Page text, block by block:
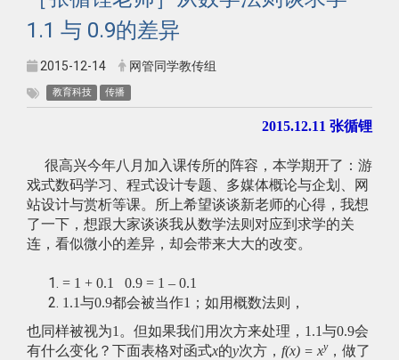
1.1 与 0.9的差异
2015-12-14 网管同学教传组
教育科技 传播
2015.12.11 张循锂
很高兴今年八月加入课传所的阵容，本学期开了：游
戏式数码学习、程式设计专题、多媒体概论与企划、网
站设计与赏析等课。所上希望谈谈新老师的心得，我想
了一下，想跟大家谈谈我从数学法则对应到求学的关
连，看似微小的差异，却会带来大大的改变。
= 1 + 0.1 0.9 = 1 – 0.1
1.1与0.9都会被当作1；如用概数法则，
也同样被视为1。但如果我们用次方来处理，1.1与0.9会
有什么变化？下面表格对函式x的y次方， f(x) = xy，做了